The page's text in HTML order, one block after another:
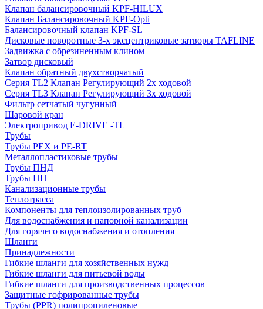
Клапан балансировочный KPF-HILUX
Клапан Балансировочный KPF-Opti
Балансировочный клапан KPF-SL
Дисковые поворотные 3-х эксцентриковые затворы TAFLINE
Задвижка с обрезиненным клином
Затвор дисковый
Клапан обратный двухстворчатый
Серия TL2 Клапан Регулирующий 2х ходовой
Серия TL3 Клапан Регулирующий 3х ходовой
Фильтр сетчатый чугунный
Шаровой кран
Электропривод E-DRIVE -TL
Трубы
Трубы PEX и PE-RT
Металлопластиковые трубы
Трубы ПНД
Трубы ПП
Канализационные трубы
Теплотрасса
Компоненты для теплоизолированных труб
Для водоснабжения и напорной канализации
Для горячего водоснабжения и отопления
Шланги
Принадлежности
Гибкие шланги для хозяйственных нужд
Гибкие шланги для питьевой воды
Гибкие шланги для производственных процессов
Защитные гофрированные трубы
Трубы (РРR) полипропиленовые